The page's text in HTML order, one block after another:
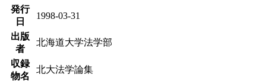
発行
日
1998-03-31
出版
者
北海道大学法学部
収録
物名
北大法学論集